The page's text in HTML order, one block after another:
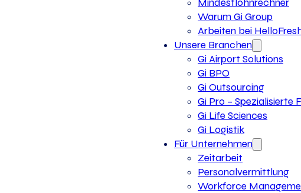
Mindestlohnrechner
Warum Gi Group
Arbeiten bei
Unsere Branchen
Gi Airport Solutions
Gi BPO
Gi Outsourcing
Gi Pro – Spezialisierte
Gi Life Sciences
Gi Logistik
Für Unternehmen
Zeitarbeit
Personalvermittlung
Workforce